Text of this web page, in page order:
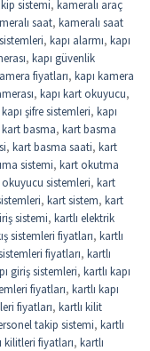
sistemi, kameralı araç
saat, kameralı saat
, kapı alarmı, kapı
, kapı güvenlik
fiyatları, kapı kamera
, kapı kart okuyucu,
kapı şifre sistemleri, kapı
kart basma, kart basma
, kart basma saati, kart
sistemi, kart okutma
sistemleri, kart
, kart sistem, kart
sistemi, kartlı elektrik
sistemleri fiyatları, kartlı
fiyatları, kartlı
giriş sistemleri, kartlı kapı
fiyatları, kartlı kapı
fiyatları, kartlı kilit
takip sistemi, kartlı
kilitleri fiyatları, kartlı